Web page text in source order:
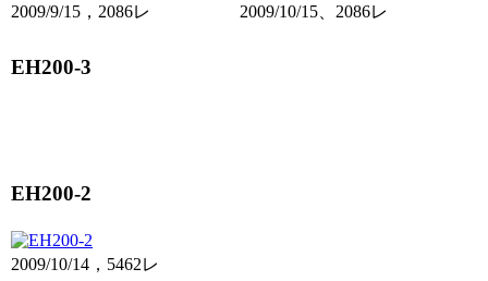
2009/9/15，2086レ 2009/10/15、2086レ
EH200-3
EH200-2
2009/10/14，5462レ